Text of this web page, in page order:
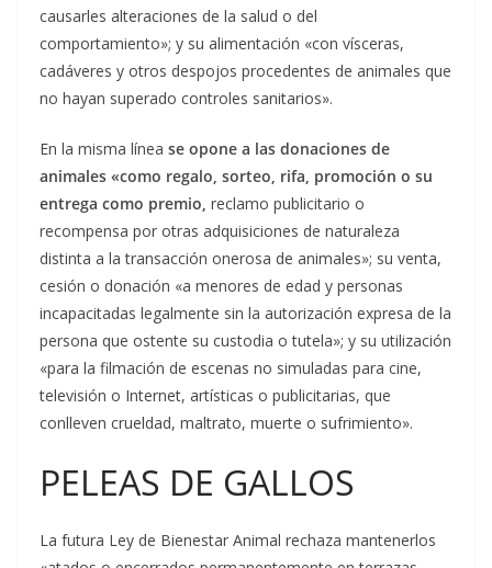
causarles alteraciones de la salud o del
comportamiento»; y su alimentación «con vísceras,
cadáveres y otros despojos procedentes de animales que
no hayan superado controles sanitarios».
En la misma línea se opone a las donaciones de
animales «como regalo, sorteo, rifa, promoción o su
entrega como premio, reclamo publicitario o
recompensa por otras adquisiciones de naturaleza
distinta a la transacción onerosa de animales»; su venta,
cesión o donación «a menores de edad y personas
incapacitadas legalmente sin la autorización expresa de la
persona que ostente su custodia o tutela»; y su utilización
«para la filmación de escenas no simuladas para cine,
televisión o Internet, artísticas o publicitarias, que
conlleven crueldad, maltrato, muerte o sufrimiento».
PELEAS DE GALLOS
La futura Ley de Bienestar Animal rechaza mantenerlos